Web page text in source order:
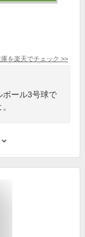
を楽天でチェック >>
ボール3号球で